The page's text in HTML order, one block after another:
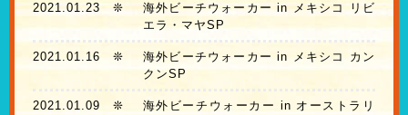
2021.01.23❊
海外ビーチウォーカー in メキシコ リビ
エラ・マヤSP
2021.01.16 ❊
海外ビーチウォーカー in メキシコ カン
クンSP
2021.01.09 ❊
海外ビーチウォーカー in オーストラリ